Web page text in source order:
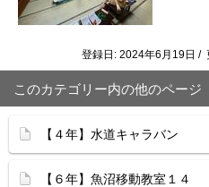
登録日: 2024年6月19日 /
このカテゴリー内の他のページ
【４年】水道キャラバン
【６年】魚沼移動教室１４